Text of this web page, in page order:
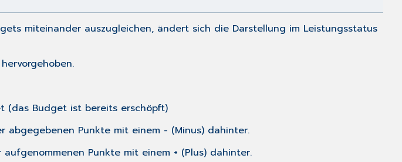
miteinander auszugleichen, ändert sich die Darstellung im Leistungsstatus
(das Budget ist bereits erschöpft)
Punkte mit einem - (Minus) dahinter.
Punkte mit einem + (Plus) dahinter.